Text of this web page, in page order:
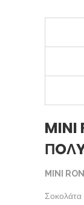
MINI
MINI
Σοκολάτα